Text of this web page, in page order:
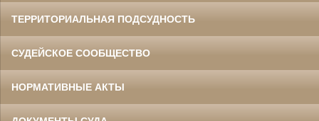
ТЕРРИТОРИАЛЬНАЯ ПОДСУДНОСТЬ
СУДЕЙСКОЕ СООБЩЕСТВО
НОРМАТИВНЫЕ АКТЫ